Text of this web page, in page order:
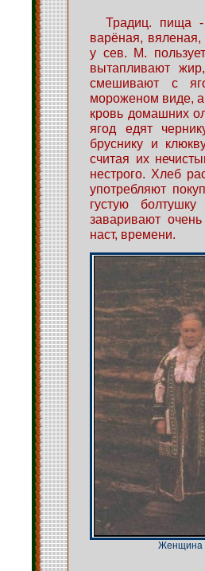
Традиц. пища
варёная,
у сев. М.
вытапливают
смешивают с
мороженом виде, а
кровь домашних
ягод едят
бруснику и
считая их
нестрого. Хлеб
употребляют
густую
заваривают
наст, времени.
Женщина